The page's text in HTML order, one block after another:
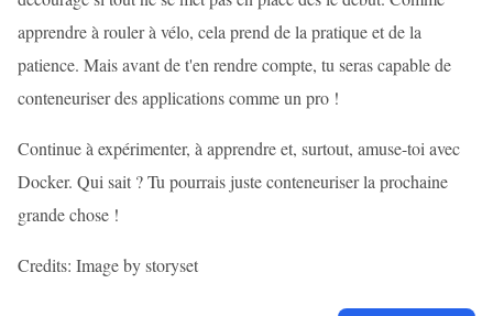
apprendre à rouler à vélo, cela prend de la pratique et de la
patience. Mais avant de t'en rendre compte, tu seras capable de
conteneuriser des applications comme un pro !
Continue à expérimenter, à apprendre et, surtout, amuse-toi avec
Docker. Qui sait ? Tu pourrais juste conteneuriser la prochaine
grande chose !
Credits: Image by storyset